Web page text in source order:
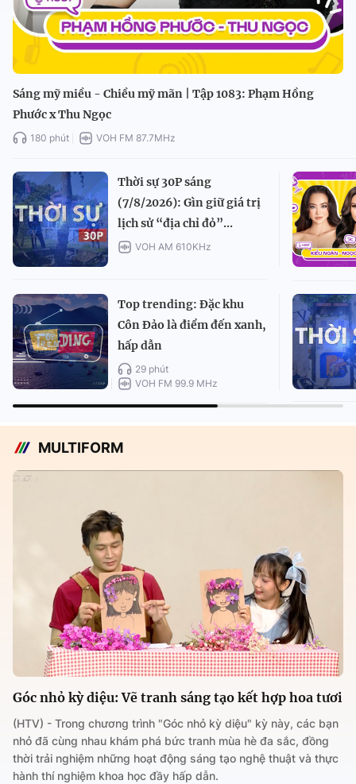
Sáng mỹ miều - Chiều mỹ mãn | Tập 1083: Phạm Hồng
Phước x Thu Ngọc
180 phút VOH FM 87.7MHz
Thời sự 30P sáng
(7/8/2026): Gìn giữ giá trị
lịch sử “địa chỉ đỏ”...
VOH AM 610KHz
Top trending: Đặc khu
Côn Đảo là điểm đến xanh,
hấp dẫn
29 phút
VOH FM 99.9 MHz
MULTIFORM
Góc nhỏ kỳ diệu: Vẽ tranh sáng tạo kết hợp hoa tươi
(HTV) - Trong chương trình "Góc nhỏ kỳ diệu" kỳ này, các bạn
nhỏ đã cùng nhau khám phá bức tranh mùa hè đa sắc, đồng
thời trải nghiệm những hoạt động sáng tạo nghệ thuật và thực
hành thí nghiệm khoa học đầy hấp dẫn.